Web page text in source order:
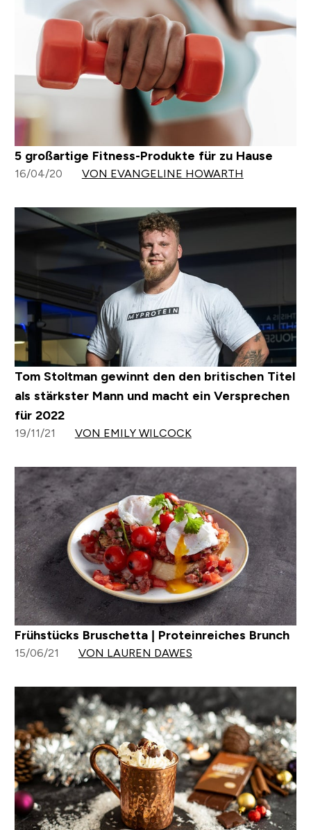
5 großartige Fitness-Produkte für zu Hause
16/04/20 VON EVANGELINE HOWARTH
Tom Stoltman gewinnt den den britischen Titel
als stärkster Mann und macht ein Versprechen
für 2022
19/11/21 VON EMILY WILCOCK
Frühstücks Bruschetta | Proteinreiches Brunch
15/06/21 VON LAUREN DAWES